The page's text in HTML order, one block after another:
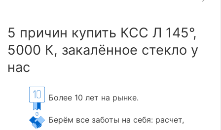
5 причин купить КСС Л 145°,
5000 К, закалённое стекло у
нас
Более 10 лет на рынке.
Берём все заботы на себя: расчет,